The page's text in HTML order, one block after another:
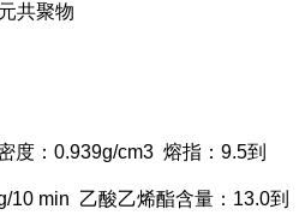
共聚物
度：0.939g/cm3 熔指：9.5到
10 min 乙酸乙烯酯含量：13.0到